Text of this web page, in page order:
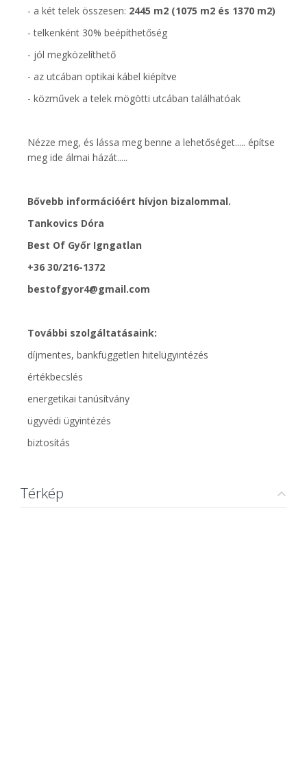
- a két telek összesen: 2445 m2 (1075 m2 és 1370 m2)
- telkenként 30% beépíthetőség
- jól megközelíthető
- az utcában optikai kábel kiépítve
- közművek a telek mögötti utcában találhatóak
Nézze meg, és lássa meg benne a lehetőséget..... építse
meg ide álmai házát.....
Bővebb információért hívjon bizalommal.
Tankovics Dóra
Best Of Győr Igngatlan
+36 30/216-1372
bestofgyor4@gmail.com
További szolgáltatásaink:
díjmentes, bankfüggetlen hitelügyintézés
értékbecslés
energetikai tanúsítvány
ügyvédi ügyintézés
biztosítás
Térkép